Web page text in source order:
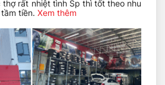
hưởng độ bám
sự êm ái vượt mong đợi trên
: 16 inch – Kích thước phổ biến
Mazda2, Toyota Yaris…
thợ rất nhiệt tình Sp thì tốt theo nhu
tiền. Xem thêm